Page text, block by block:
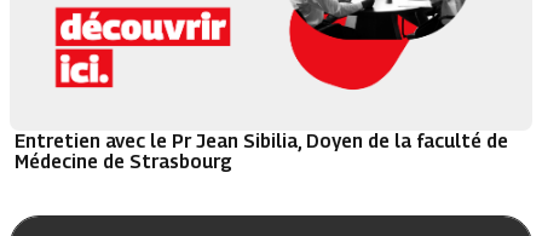
Entretien avec le Pr Jean Sibilia, Doyen de la faculté de
Médecine de Strasbourg